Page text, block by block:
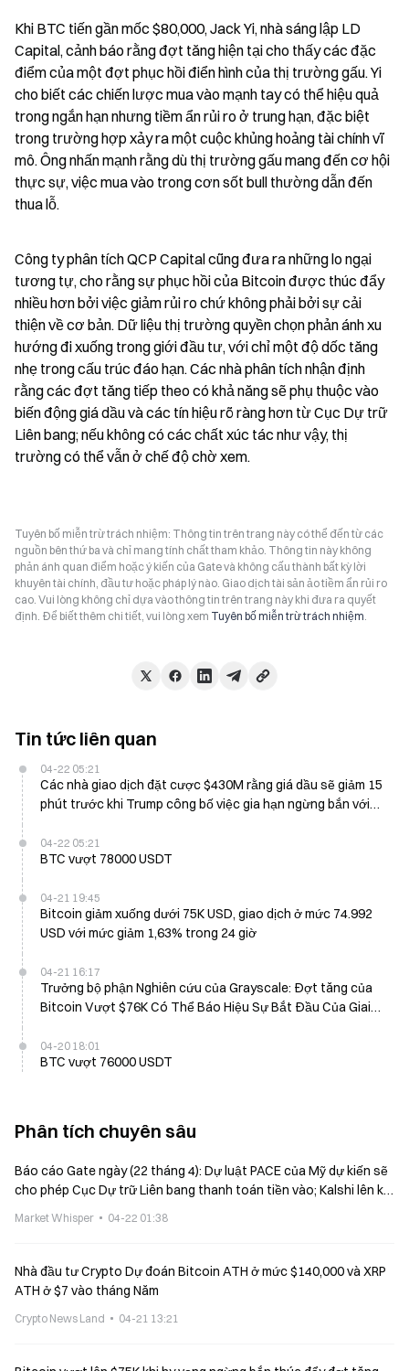
Khi BTC tiến gần mốc $80,000, Jack Yi, nhà sáng lập LD
Capital, cảnh báo rằng đợt tăng hiện tại cho thấy các đặc
điểm của một đợt phục hồi điển hình của thị trường gấu. Yi
cho biết các chiến lược mua vào mạnh tay có thể hiệu quả
trong ngắn hạn nhưng tiềm ẩn rủi ro ở trung hạn, đặc biệt
trong trường hợp xảy ra một cuộc khủng hoảng tài chính vĩ
mô. Ông nhấn mạnh rằng dù thị trường gấu mang đến cơ hội
thực sự, việc mua vào trong cơn sốt bull thường dẫn đến
thua lỗ.
Công ty phân tích QCP Capital cũng đưa ra những lo ngại
tương tự, cho rằng sự phục hồi của Bitcoin được thúc đẩy
nhiều hơn bởi việc giảm rủi ro chứ không phải bởi sự cải
thiện về cơ bản. Dữ liệu thị trường quyền chọn phản ánh xu
hướng đi xuống trong giới đầu tư, với chỉ một độ dốc tăng
nhẹ trong cấu trúc đáo hạn. Các nhà phân tích nhận định
rằng các đợt tăng tiếp theo có khả năng sẽ phụ thuộc vào
biến động giá dầu và các tín hiệu rõ ràng hơn từ Cục Dự trữ
Liên bang; nếu không có các chất xúc tác như vậy, thị
trường có thể vẫn ở chế độ chờ xem.
Tuyên bố miễn trừ trách nhiệm: Thông tin trên trang này có thể đến từ các
nguồn bên thứ ba và chỉ mang tính chất tham khảo. Thông tin này không
phản ánh quan điểm hoặc ý kiến của Gate và không cấu thành bất kỳ lời
khuyên tài chính, đầu tư hoặc pháp lý nào. Giao dịch tài sản ảo tiềm ẩn rủi ro
cao. Vui lòng không chỉ dựa vào thông tin trên trang này khi đưa ra quyết
định. Để biết thêm chi tiết, vui lòng xem Tuyên bố miễn trừ trách nhiệm.
Tin tức liên quan
04-22 05:21
Các nhà giao dịch đặt cược $430M rằng giá dầu sẽ giảm 15
phút trước khi Trump công bố việc gia hạn ngừng bắn với
04-22 05:21
BTC vượt 78000 USDT
04-21 19:45
Bitcoin giảm xuống dưới 75K USD, giao dịch ở mức 74.992
USD với mức giảm 1,63% trong 24 giờ
04-21 16:17
Trưởng bộ phận Nghiên cứu của Grayscale: Đợt tăng của
Bitcoin Vượt $76K Có Thể Báo Hiệu Sự Bắt Đầu Của Giai
04-20 18:01
BTC vượt 76000 USDT
Phân tích chuyên sâu
Báo cáo Gate ngày (22 tháng 4): Dự luật PACE của Mỹ dự kiến sẽ
cho phép Cục Dự trữ Liên bang thanh toán tiền vào; Kalshi lên kế
Market Whisper 04-22 01:38
Nhà đầu tư Crypto Dự đoán Bitcoin ATH ở mức $140,000 và XRP
ATH ở $7 vào tháng Năm
Crypto News Land 04-21 13:21